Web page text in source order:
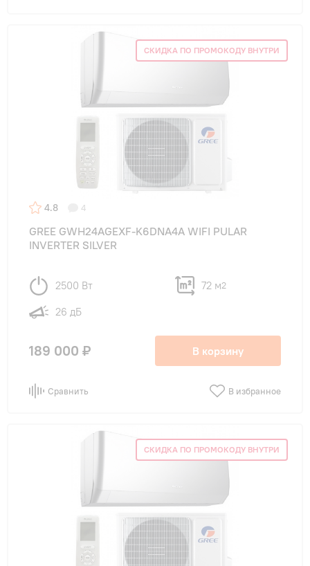
СКИДКА ПО ПРОМОКОДУ ВНУТРИ
4.8 4
GREE GWH24AGEXF-K6DNA4A WIFI PULAR
INVERTER SILVER
2500 Вт 72 м2
26 дБ
189 000 ₽ В корзину
Сравнить В избранное
СКИДКА ПО ПРОМОКОДУ ВНУТРИ